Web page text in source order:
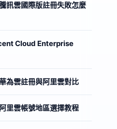
訊雲國際版註冊失敗怎麼
Cloud Enterprise
為雲註冊與阿里雲對比
里雲帳號地區選擇教程